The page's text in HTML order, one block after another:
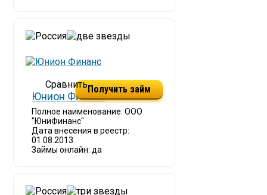
Юнион Финанс
Полное наименование: ООО
"ЮниФинанс"
Дата внесения в реестр:
01.08.2013
Займы онлайн: да
Получить займ